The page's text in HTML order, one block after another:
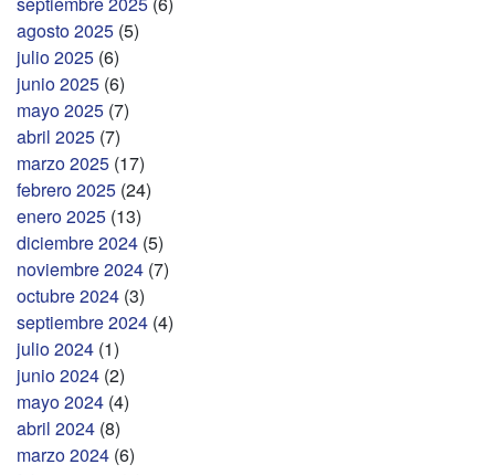
agosto 2025 (5)
julio 2025 (6)
junio 2025 (6)
mayo 2025 (7)
abril 2025 (7)
marzo 2025 (17)
febrero 2025 (24)
enero 2025 (13)
diciembre 2024 (5)
noviembre 2024 (7)
octubre 2024 (3)
septiembre 2024 (4)
julio 2024 (1)
junio 2024 (2)
mayo 2024 (4)
abril 2024 (8)
marzo 2024 (6)